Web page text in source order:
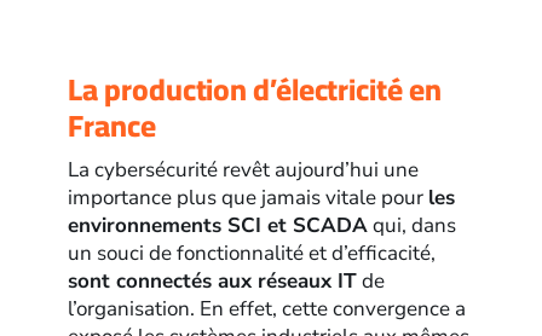
La production d’électricité en
France
La cybersécurité revêt aujourd’hui une
importance plus que jamais vitale pour les
environnements SCI et SCADAqui, dans
un souci de fonctionnalité et d’efficacité,
sont connectés aux réseaux ITde
l’organisation. En effet, cette convergence a